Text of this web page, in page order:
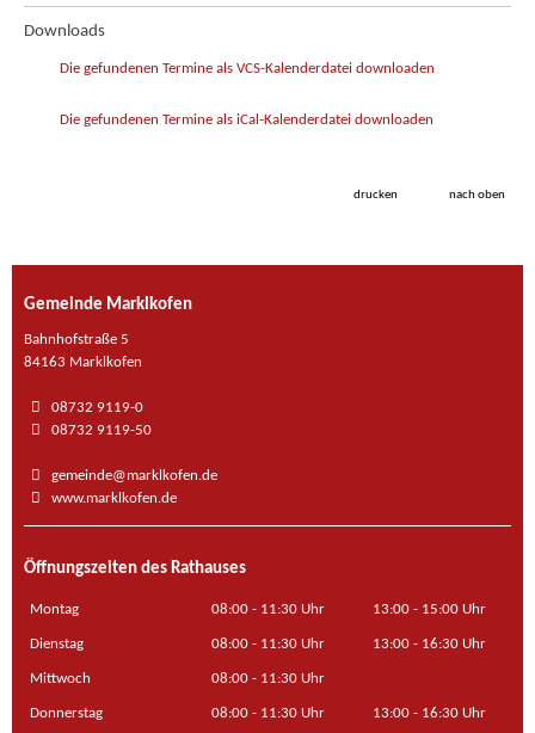
Downloads
Die gefundenen Termine als VCS-Kalenderdatei downloaden
Die gefundenen Termine als iCal-Kalenderdatei downloaden
drucken nach oben
Gemeinde Marklkofen
Bahnhofstraße 5
84163 Marklkofen
08732 9119-0
08732 9119-50
gemeinde@marklkofen.de
www.marklkofen.de
Öffnungszeiten des Rathauses
Montag 08:00 - 11:30 Uhr 13:00 - 15:00 Uhr
Dienstag 08:00 - 11:30 Uhr 13:00 - 16:30 Uhr
Mittwoch 08:00 - 11:30 Uhr
Donnerstag 08:00 - 11:30 Uhr 13:00 - 16:30 Uhr